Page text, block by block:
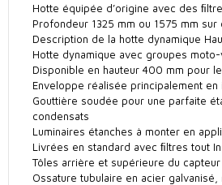
Hotte équipée d’origine avec des
Profondeur 1325 mm ou 1575 mm sur
Description de la hotte dynamique
Hotte dynamique avec groupes
Disponible en hauteur 400 mm pour
Enveloppe réalisée principalement
Gouttière soudée pour une parfaite
condensats
Luminaires étanches à monter en
Livrées en standard avec ﬁltres tout
Tôles arrière et supérieure du
Ossature tubulaire en acier